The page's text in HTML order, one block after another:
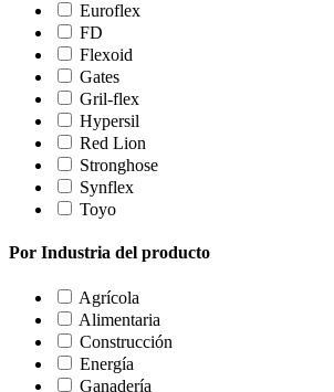
Euroflex
FD
Flexoid
Gates
Gril-flex
Hypersil
Red Lion
Stronghose
Synflex
Toyo
Por Industria del producto
Agrícola
Alimentaria
Construcción
Energía
Ganadería